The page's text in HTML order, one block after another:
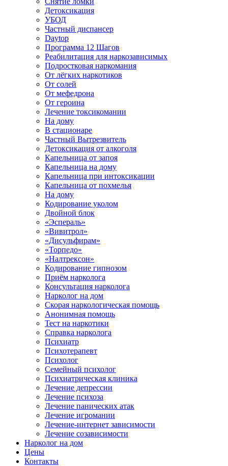
Детоксикация
УБОД
Частный диспансер
Daytop
Программа 12 Шагов
Реабилитация для наркозависимых
Подростковая наркомания
От лёгких наркотиков
От солей
От мефедрона
От героина
Лечение токсикомании
На дому
В стационаре
Частный Вытрезвитель
Детоксикация от алкоголя
Капельница от запоя
Капельница на дому
Капельница при интоксикации
Капельница от похмелья
На дому
Кодирование уколом
Двойной блок
«Эспераль»
«Вивитрол»
«Дисульфирам»
«Торпедо»
«Налтрексон»
Кодирование гипнозом
Приём нарколога
Консультация нарколога
Нарколог на дом
Скорая наркологическая помощь
Анонимная помощь
Тест на наркотики
Справка нарколога
Психиатр
Психотерапевт
Психолог
Семейный психолог
Психиатрическая клиника
Лечение депрессии
Лечение психоза
Лечение панических атак
Лечение игромании
Лечение-интернет зависимости
Лечение созависимости
Нарколог на дом
Цены
Контакты